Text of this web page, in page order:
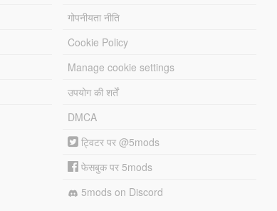
गोपनीयता नीति
Cookie Policy
Manage cookie settings
उपयोग की शर्तें
DMCA
ट्विटर पर @5mods
फेसबुक पर 5mods
5mods on Discord